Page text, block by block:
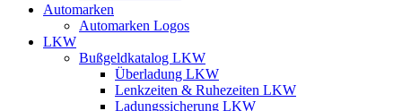
Automarken
Automarken Logos
LKW
Bußgeldkatalog LKW
Überladung LKW
Lenkzeiten & Ruhezeiten LKW
Ladungssicherung LKW